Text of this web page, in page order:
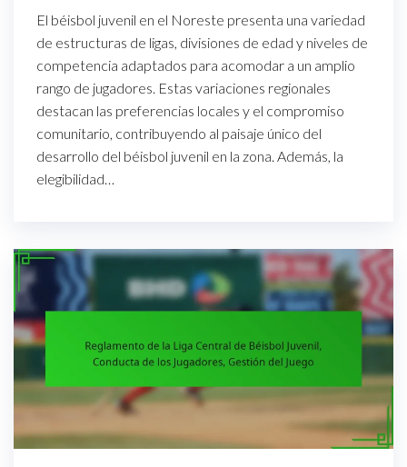
El béisbol juvenil en el Noreste presenta una variedad
de estructuras de ligas, divisiones de edad y niveles de
competencia adaptados para acomodar a un amplio
rango de jugadores. Estas variaciones regionales
destacan las preferencias locales y el compromiso
comunitario, contribuyendo al paisaje único del
desarrollo del béisbol juvenil en la zona. Además, la
elegibilidad…